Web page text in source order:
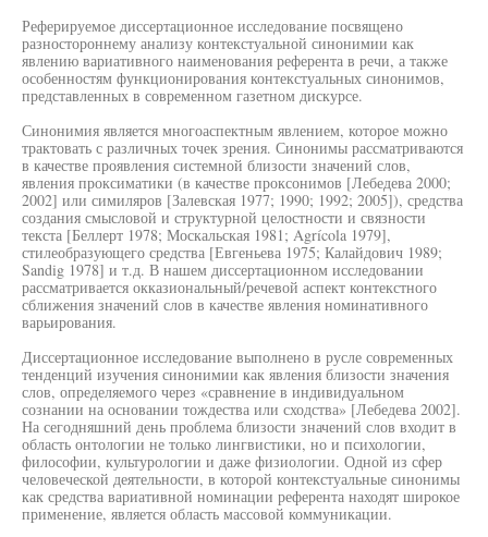
Реферируемое диссертационное исследование посвящено
разностороннему анализу контекстуальной синонимии как
явлению вариативного наименования референта в речи, а также
особенностям функционирования контекстуальных синонимов,
представленных в современном газетном дискурсе.
Синонимия является многоаспектным явлением, которое можно
трактовать с различных точек зрения. Синонимы рассматриваются
в качестве проявления системной близости значений слов,
явления проксиматики (в качестве проксонимов [Лебедева 2000;
2002] или симиляров [Залевская 1977; 1990; 1992; 2005]), средства
создания смысловой и структурной целостности и связности
текста [Беллерт 1978; Москальская 1981; Agrícola 1979],
стилеобразующего средства [Евгеньева 1975; Калайдович 1989;
Sandig 1978] и т.д. В нашем диссертационном исследовании
рассматривается окказиональный/речевой аспект контекстного
сближения значений слов в качестве явления номинативного
варьирования.
Диссертационное исследование выполнено в русле современных
тенденций изучения синонимии как явления близости значения
слов, определяемого через «сравнение в индивидуальном
сознании на основании тождества или сходства» [Лебедева 2002].
На сегодняшний день проблема близости значений слов входит в
область онтологии не только лингвистики, но и психологии,
философии, культурологии и даже физиологии. Одной из сфер
человеческой деятельности, в которой контекстуальные синонимы
как средства вариативной номинации референта находят широкое
применение, является область массовой коммуникации.